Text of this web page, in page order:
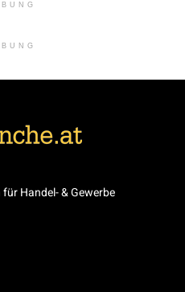
Handel- & Gewerbe